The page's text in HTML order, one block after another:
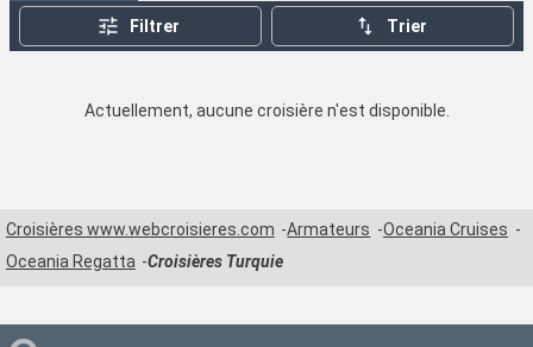
Nos destinations
Ports Compagnies
Filtrer Trier
Actuellement, aucune croisière n'est disponible.
Croisières www.webcroisieres.com Armateurs
Oceania Cruises
Oceania Regatta
Croisières Turquie